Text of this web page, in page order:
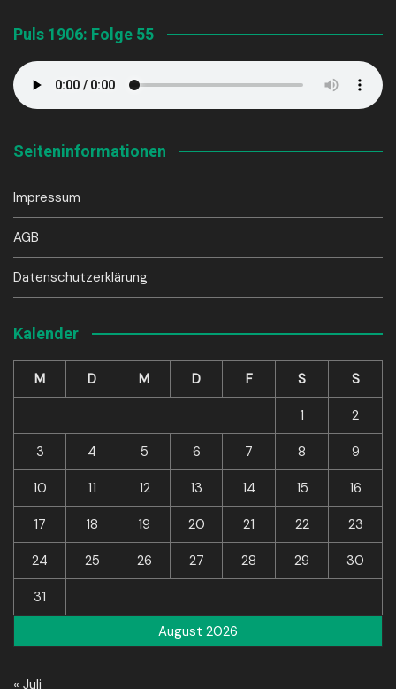
Puls 1906: Folge 55
Seiteninformationen
Impressum
AGB
Datenschutzerklärung
Kalender
August 2026
M D M D F S S
1 2
3 4 5 6 7 8 9
10 11 12 13 14 15 16
17 18 19 20 21 22 23
24 25 26 27 28 29 30
31
« Juli